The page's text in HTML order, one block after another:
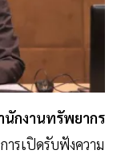
นักงานทรัพยากร
ารเปิดรับฟังความ